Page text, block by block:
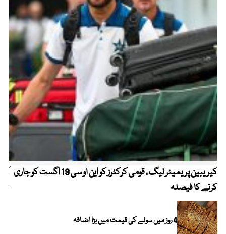
کیریبین پریمیئر لیگ ، قومی کرکٹرز کو این او سی 19 اگست کو جاری
کرنے کا فیصلہ
4 روز میں سونے کی قیمت میں بڑا اضافہ